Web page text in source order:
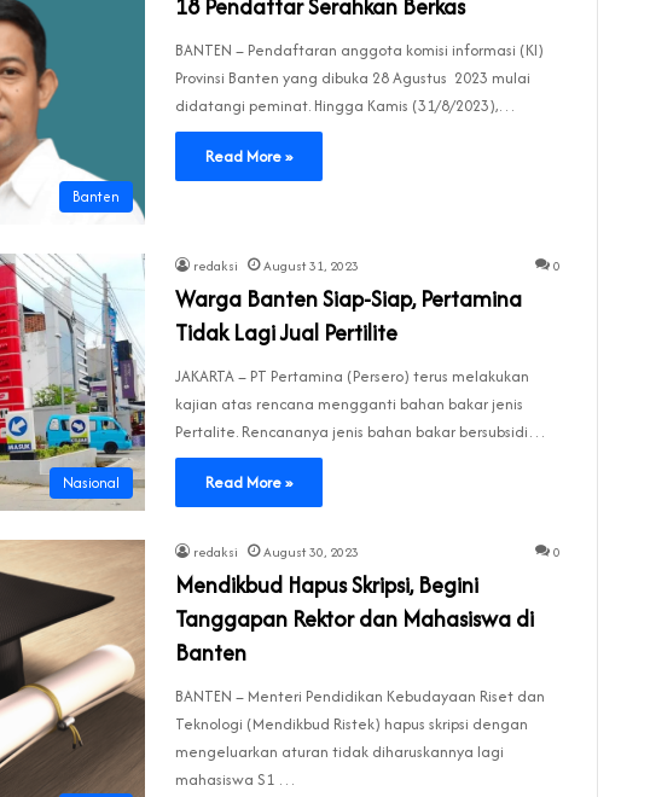
Banten
18 Pendaftar Serahkan Berkas
BANTEN – Pendaftaran anggota komisi informasi (KI)
Provinsi Banten yang dibuka 28 Agustus 2023 mulai
didatangi peminat. Hingga Kamis (31/8/2023),…
Read More »
Nasional
redaksi August 31, 2023 0
Warga Banten Siap-Siap, Pertamina
Tidak Lagi Jual Pertilite
JAKARTA – PT Pertamina (Persero) terus melakukan
kajian atas rencana mengganti bahan bakar jenis
Pertalite. Rencananya jenis bahan bakar bersubsidi…
Read More »
redaksi August 30, 2023 0
Mendikbud Hapus Skripsi, Begini
Tanggapan Rektor dan Mahasiswa di
Banten
BANTEN – Menteri Pendidikan Kebudayaan Riset dan
Teknologi (Mendikbud Ristek) hapus skripsi dengan
mengeluarkan aturan tidak diharuskannya lagi
mahasiswa S1 …